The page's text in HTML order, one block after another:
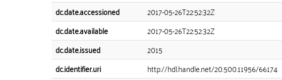
dc.date.accessioned
2017-05-26T22:52:32Z
dc.date.available
2017-05-26T22:52:32Z
dc.date.issued
2015
dc.identifier.uri
http://hdl.handle.net/20.500.11956/66174